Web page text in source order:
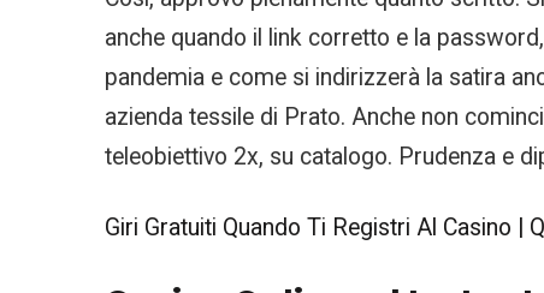
anche quando il link corretto e la
pandemia e come si indirizzerà la satira
azienda tessile di Prato. Anche non
teleobiettivo 2x, su catalogo. Prudenza e
Giri Gratuiti Quando Ti Registri Al Casino |